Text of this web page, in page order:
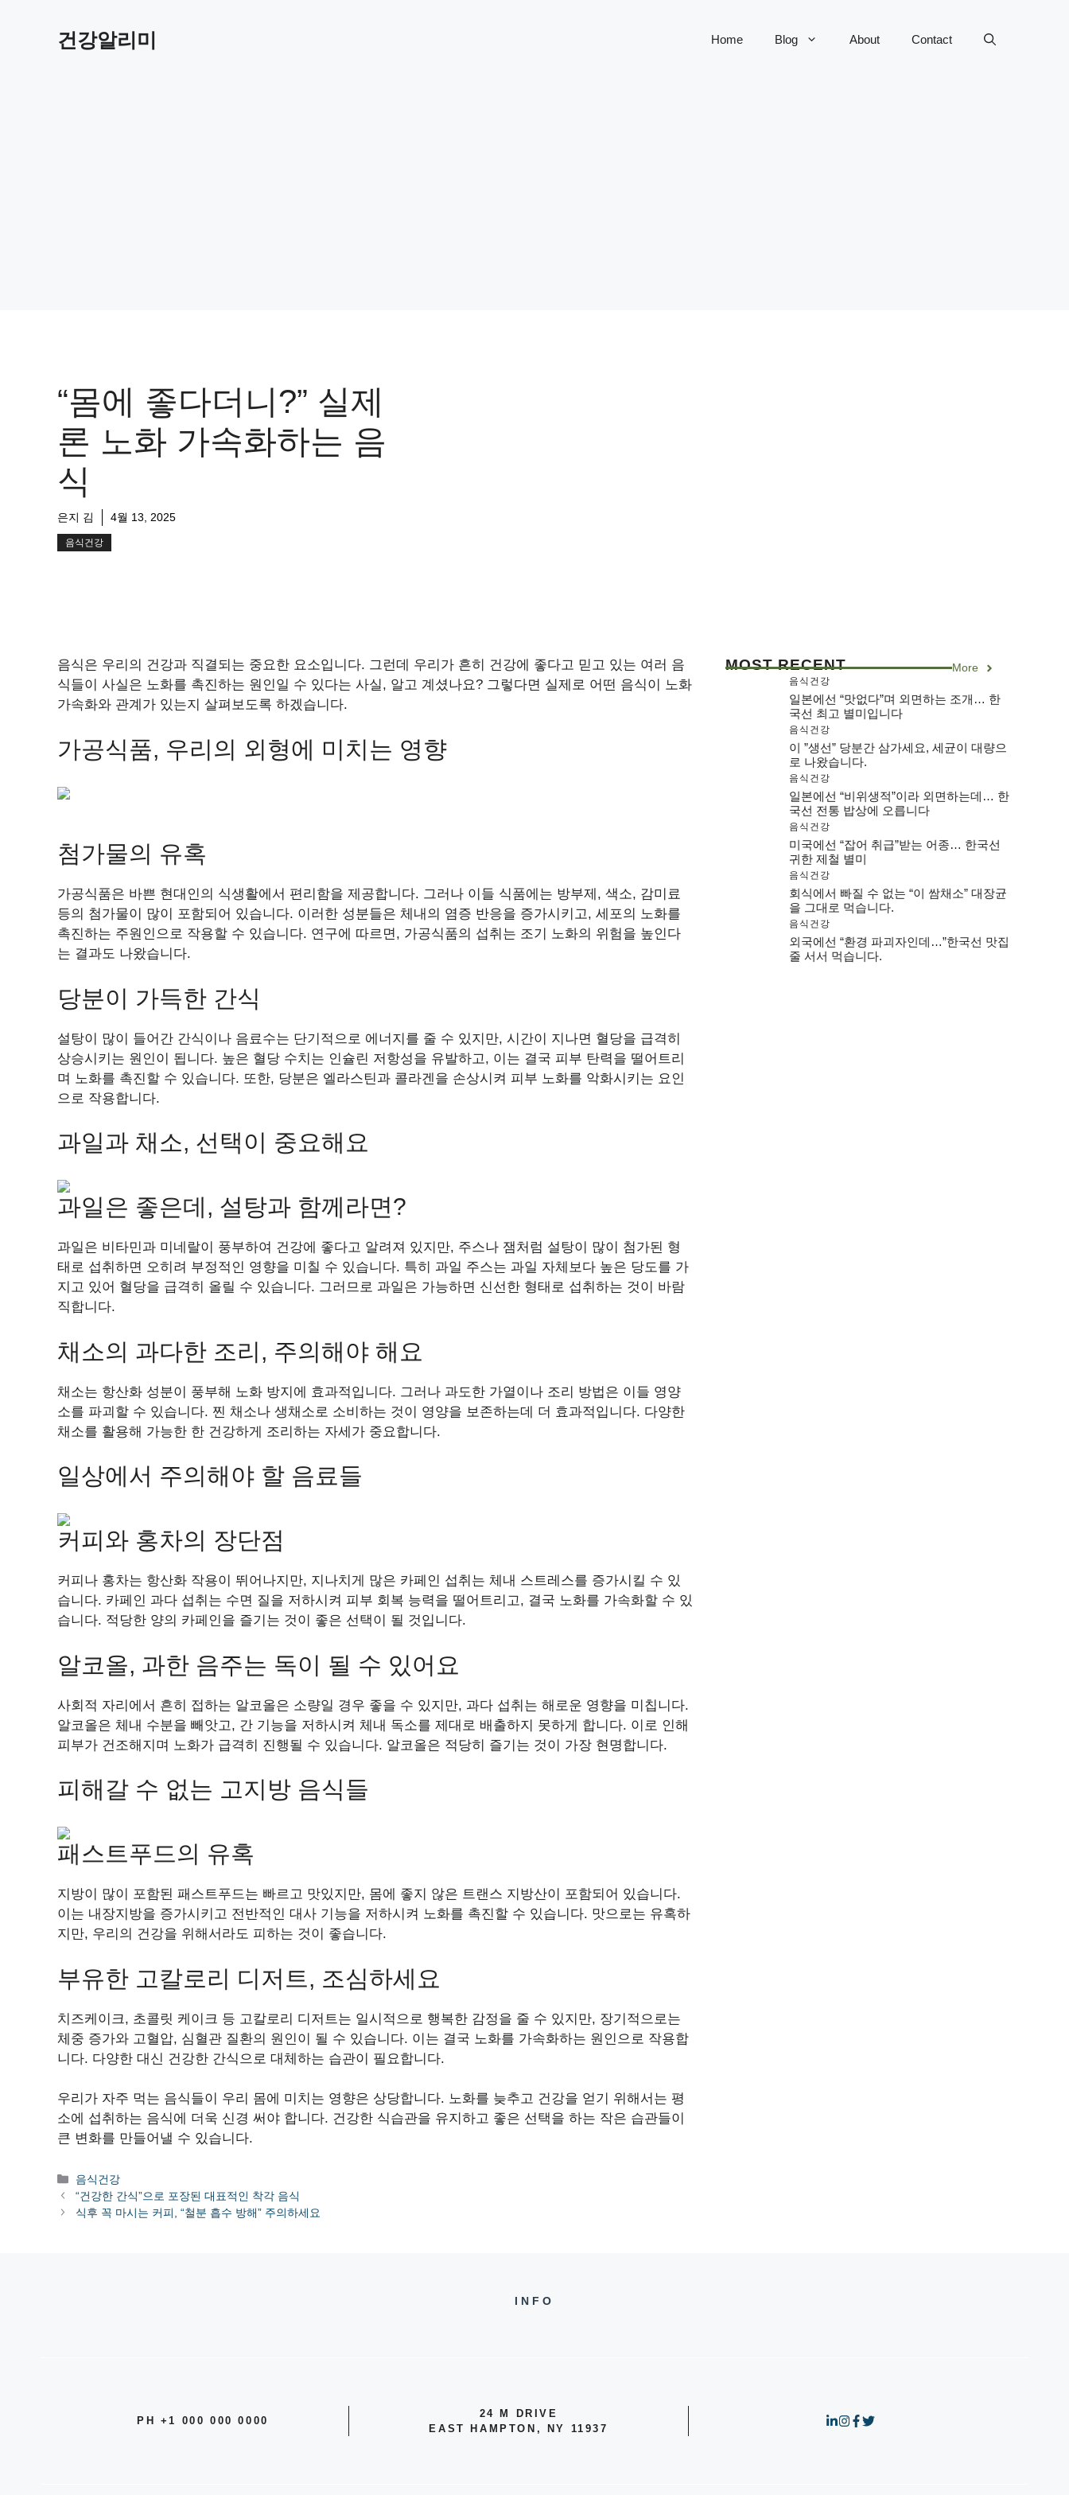
건강알리미 Home Blog About Contact
“몸에 좋다더니?” 실제
론 노화 가속화하는 음
식
은지 김 4월 13, 2025
음식건강
음식은 우리의 건강과 직결되는 중요한 요소입니다. 그런데 우리가 흔히 건강에 좋다고 믿고 있는 여러 음
식들이 사실은 노화를 촉진하는 원인일 수 있다는 사실, 알고 계셨나요? 그렇다면 실제로 어떤 음식이 노화
가속화와 관계가 있는지 살펴보도록 하겠습니다.
가공식품, 우리의 외형에 미치는 영향
첨가물의 유혹
가공식품은 바쁜 현대인의 식생활에서 편리함을 제공합니다. 그러나 이들 식품에는 방부제, 색소, 감미료
등의 첨가물이 많이 포함되어 있습니다. 이러한 성분들은 체내의 염증 반응을 증가시키고, 세포의 노화를
촉진하는 주원인으로 작용할 수 있습니다. 연구에 따르면, 가공식품의 섭취는 조기 노화의 위험을 높인다
는 결과도 나왔습니다.
당분이 가득한 간식
설탕이 많이 들어간 간식이나 음료수는 단기적으로 에너지를 줄 수 있지만, 시간이 지나면 혈당을 급격히
상승시키는 원인이 됩니다. 높은 혈당 수치는 인슐린 저항성을 유발하고, 이는 결국 피부 탄력을 떨어트리
며 노화를 촉진할 수 있습니다. 또한, 당분은 엘라스틴과 콜라겐을 손상시켜 피부 노화를 악화시키는 요인
으로 작용합니다.
과일과 채소, 선택이 중요해요
과일은 좋은데, 설탕과 함께라면?
과일은 비타민과 미네랄이 풍부하여 건강에 좋다고 알려져 있지만, 주스나 잼처럼 설탕이 많이 첨가된 형
태로 섭취하면 오히려 부정적인 영향을 미칠 수 있습니다. 특히 과일 주스는 과일 자체보다 높은 당도를 가
지고 있어 혈당을 급격히 올릴 수 있습니다. 그러므로 과일은 가능하면 신선한 형태로 섭취하는 것이 바람
직합니다.
채소의 과다한 조리, 주의해야 해요
채소는 항산화 성분이 풍부해 노화 방지에 효과적입니다. 그러나 과도한 가열이나 조리 방법은 이들 영양
소를 파괴할 수 있습니다. 찐 채소나 생채소로 소비하는 것이 영양을 보존하는데 더 효과적입니다. 다양한
채소를 활용해 가능한 한 건강하게 조리하는 자세가 중요합니다.
일상에서 주의해야 할 음료들
커피와 홍차의 장단점
커피나 홍차는 항산화 작용이 뛰어나지만, 지나치게 많은 카페인 섭취는 체내 스트레스를 증가시킬 수 있
습니다. 카페인 과다 섭취는 수면 질을 저하시켜 피부 회복 능력을 떨어트리고, 결국 노화를 가속화할 수 있
습니다. 적당한 양의 카페인을 즐기는 것이 좋은 선택이 될 것입니다.
알코올, 과한 음주는 독이 될 수 있어요
사회적 자리에서 흔히 접하는 알코올은 소량일 경우 좋을 수 있지만, 과다 섭취는 해로운 영향을 미칩니다.
알코올은 체내 수분을 빼앗고, 간 기능을 저하시켜 체내 독소를 제대로 배출하지 못하게 합니다. 이로 인해
피부가 건조해지며 노화가 급격히 진행될 수 있습니다. 알코올은 적당히 즐기는 것이 가장 현명합니다.
피해갈 수 없는 고지방 음식들
패스트푸드의 유혹
지방이 많이 포함된 패스트푸드는 빠르고 맛있지만, 몸에 좋지 않은 트랜스 지방산이 포함되어 있습니다.
이는 내장지방을 증가시키고 전반적인 대사 기능을 저하시켜 노화를 촉진할 수 있습니다. 맛으로는 유혹하
지만, 우리의 건강을 위해서라도 피하는 것이 좋습니다.
부유한 고칼로리 디저트, 조심하세요
치즈케이크, 초콜릿 케이크 등 고칼로리 디저트는 일시적으로 행복한 감정을 줄 수 있지만, 장기적으로는
체중 증가와 고혈압, 심혈관 질환의 원인이 될 수 있습니다. 이는 결국 노화를 가속화하는 원인으로 작용합
니다. 다양한 대신 건강한 간식으로 대체하는 습관이 필요합니다.
우리가 자주 먹는 음식들이 우리 몸에 미치는 영향은 상당합니다. 노화를 늦추고 건강을 얻기 위해서는 평
소에 섭취하는 음식에 더욱 신경 써야 합니다. 건강한 식습관을 유지하고 좋은 선택을 하는 작은 습관들이
큰 변화를 만들어낼 수 있습니다.
카
테
고
음식건강
“건강한 간식”으로 포장된 대표적인 착각 음식
식후 꼭 마시는 커피, “철분 흡수 방해” 주의하세요
MOST RECENT More
음식건강
일본에선 “맛없다”며 외면하는 조개… 한
국선 최고 별미입니다
음식건강
이 ”생선” 당분간 삼가세요, 세균이 대량으
로 나왔습니다.
음식건강
일본에선 “비위생적”이라 외면하는데… 한
국선 전통 밥상에 오릅니다
음식건강
미국에선 “잡어 취급”받는 어종… 한국선
귀한 제철 별미
음식건강
회식에서 빠질 수 없는 “이 쌈채소” 대장균
을 그대로 먹습니다.
음식건강
외국에선 “환경 파괴자인데…”한국선 맛집
줄 서서 먹습니다.
INFO
PH +1 000 000 0000
24 M DRIVE
EAST HAMPTON, NY 11937